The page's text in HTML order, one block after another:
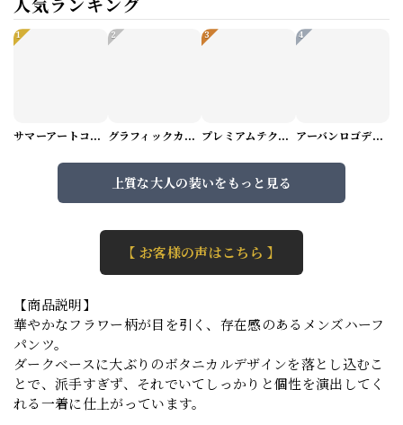
人気ランキング
1
サマーアートコーデセット（5パターン） M1048
2
グラフィックカーゴショートパンツ M1029
3
プレミアムテクスチャーニット（4color） M0971
4
アーバンロゴデザインTシャツ（3color） M0984
上質な大人の装いをもっと見る
【 お客様の声はこちら 】
【商品説明】
華やかなフラワー柄が目を引く、存在感のあるメンズハーフ
パンツ。
ダークベースに大ぶりのボタニカルデザインを落とし込むこ
とで、派手すぎず、それでいてしっかりと個性を演出してく
れる一着に仕上がっています。